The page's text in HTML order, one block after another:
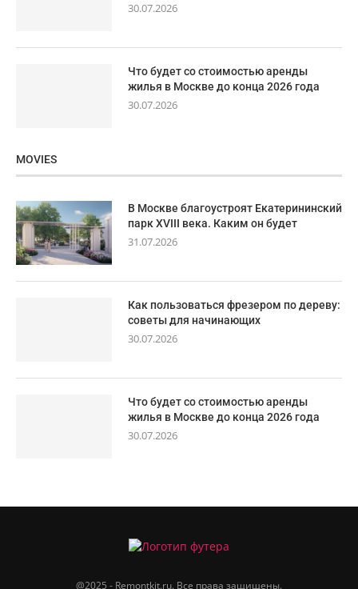
30.07.2026
Что будет со стоимостью аренды
жилья в Москве до конца 2026 года
30.07.2026
MOVIES
В Москве благоустроят Екатерининский
парк XVIII века. Каким он будет
31.07.2026
Как пользоваться фрезером по дереву:
советы для начинающих
30.07.2026
Что будет со стоимостью аренды
жилья в Москве до конца 2026 года
30.07.2026
@2025 - Remontkit.ru. Все права защищены.